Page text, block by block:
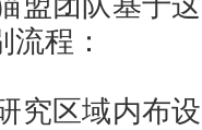
程：
究区域内布